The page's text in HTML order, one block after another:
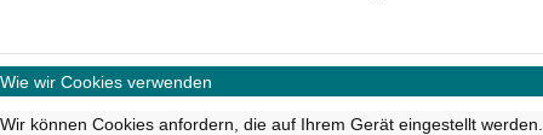
Wie wir Cookies verwenden
Wir können Cookies anfordern, die auf Ihrem Gerät eingestellt werden.